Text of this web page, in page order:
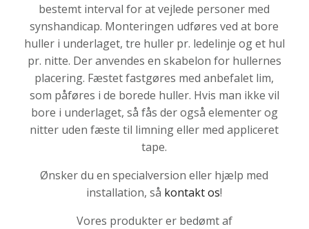
bestemt interval for at vejlede personer med
synshandicap. Monteringen udføres ved at bore
huller i underlaget, tre huller pr. ledelinje og et hul
pr. nitte. Der anvendes en skabelon for hullernes
placering. Fæstet fastgøres med anbefalet lim,
som påføres i de borede huller. Hvis man ikke vil
bore i underlaget, så fås der også elementer og
nitter uden fæste til limning eller med appliceret
tape.
Ønsker du en specialversion eller hjælp med
installation, så kontakt os!
Vores produkter er bedømt af